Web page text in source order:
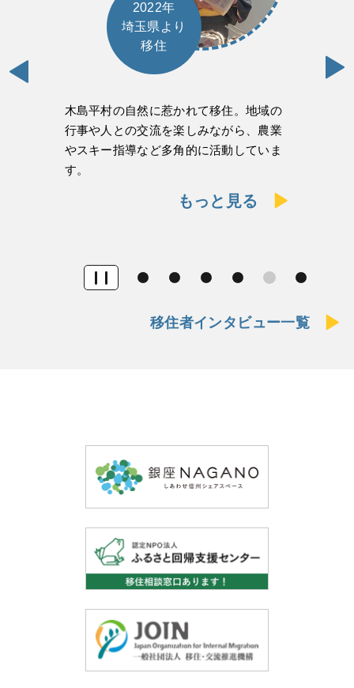
2022年
埼玉県より
移住
木島平村の自然に惹かれて移住。地域の
行事や人との交流を楽しみながら、農業
やスキー指導など多角的に活動していま
す。
もっと見る
移住者インタビュー一覧